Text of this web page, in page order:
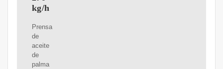
kg/h
Prensa
de
aceite
de
palma